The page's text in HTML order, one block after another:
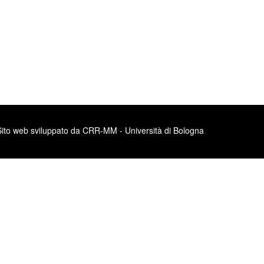
web sviluppato da CRR-MM - Università di Bologna